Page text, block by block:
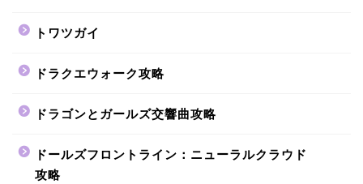
トワツガイ
ドラクエウォーク攻略
ドラゴンとガールズ交響曲攻略
ドールズフロントライン：ニューラルクラウド
攻略